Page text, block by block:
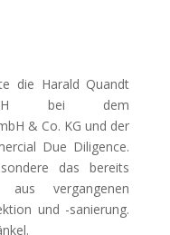
die Harald Quandt
bei dem
& Co. KG und der
Due Diligence.
das bereits
aus vergangenen
und -sanierung.